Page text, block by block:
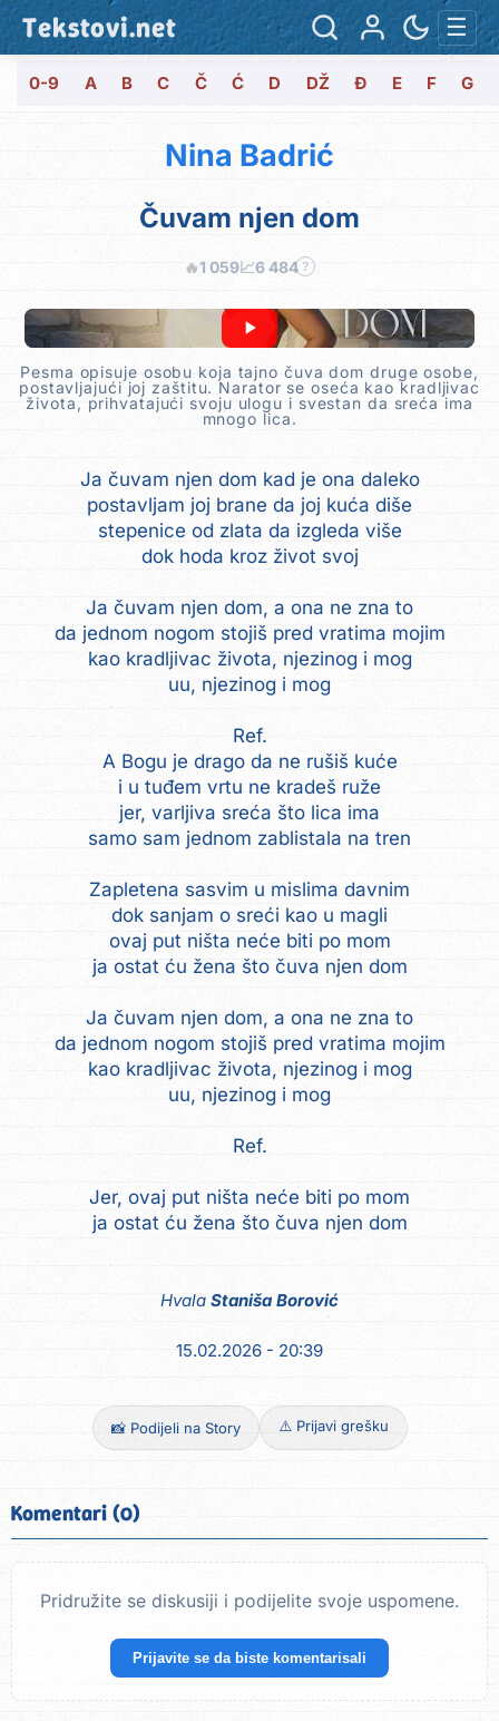
Tekstovi.net ☰
0-9 A B C Č Ć D DŽ Đ E F G
Nina Badrić
Čuvam njen dom
🔥1 059📈6 484 ?
Pesma opisuje osobu koja tajno čuva dom druge osobe,
postavljajući joj zaštitu. Narator se oseća kao kradljivac
života, prihvatajući svoju ulogu i svestan da sreća ima
mnogo lica.
Ja čuvam njen dom kad je ona daleko
postavljam joj brane da joj kuća diše
stepenice od zlata da izgleda više
dok hoda kroz život svoj
Ja čuvam njen dom, a ona ne zna to
da jednom nogom stojiš pred vratima mojim
kao kradljivac života, njezinog i mog
uu, njezinog i mog
Ref.
A Bogu je drago da ne rušiš kuće
i u tuđem vrtu ne kradeš ruže
jer, varljiva sreća što lica ima
samo sam jednom zablistala na tren
Zapletena sasvim u mislima davnim
dok sanjam o sreći kao u magli
ovaj put ništa neće biti po mom
ja ostat ću žena što čuva njen dom
Ja čuvam njen dom, a ona ne zna to
da jednom nogom stojiš pred vratima mojim
kao kradljivac života, njezinog i mog
uu, njezinog i mog
Ref.
Jer, ovaj put ništa neće biti po mom
ja ostat ću žena što čuva njen dom
Hvala Staniša Borović
15.02.2026 - 20:39
📸 Podijeli na Story ⚠️ Prijavi grešku
Komentari (0)
Pridružite se diskusiji i podijelite svoje uspomene.
Prijavite se da biste komentarisali